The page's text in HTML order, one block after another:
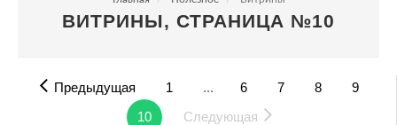
ВИТРИНЫ, СТРАНИЦА №10
Предыдущая 1 ... 6 7 8
9
10
Следующая